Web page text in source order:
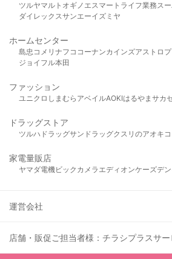
ツルヤマルト オギノ エスマート ライフ業務ス
ダイレックスサンエーイズミヤ
ホームセンター
島忠 コメリ ナフコ コーナンカインズアストロ
ジョイフル本田
ファッション
ユニクロ しまむら アベイルAOKIはるやま サカ
ドラッグストア
ツルハドラッグサンドラッグクスリのアオキ
家電量販店
ヤマダ電機ビックカメラ エディオンケーズデ
運営会社
店舗・販促ご担当者様：チラシプラスサ